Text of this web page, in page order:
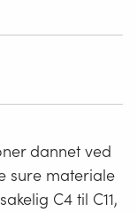
dannet ved
sure materiale
C4 til C11,